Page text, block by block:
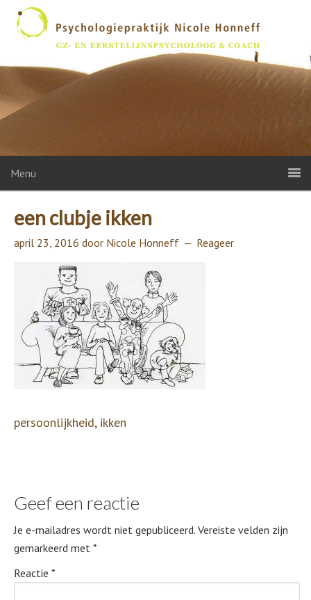
Menu
een clubje ikken
april 23, 2016 door Nicole Honneff Reageer
persoonlijkheid, ikken
Geef een reactie
Je e-mailadres wordt niet gepubliceerd. Vereiste velden zijn
gemarkeerd met *
Reactie *